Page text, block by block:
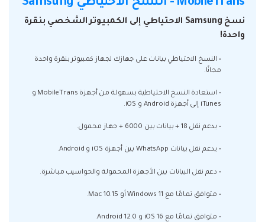
MobileTrans - النسخ الاحتياطي Samsung
نسخ Samsung الاحتياطي إلى الكمبيوتر الشخصي بنقرة
واحدة!
• النسخ الاحتياطي بيانات على جهازك لجهاز كمبيوتر بنقرة واحدة
مجانًا.
• استعادة النسخ الاحتياطية بسهولة من أجهزة MobileTrans و
iTunes إلى أجهزة Android و iOS.
• يدعم نقل 18 + بيانات بين 6000 + جهاز محمول.
• يدعم نقل بيانات WhatsApp بين أجهزة iOS و Android.
• دعم نقل البيانات بين الأجهزة المحمولة والحواسيب مباشرة.
• متوافق تمامًا مع Windows 11 أو Mac 10.15.
• متوافق تمامًا مع iOS 16 و Android 12.0.